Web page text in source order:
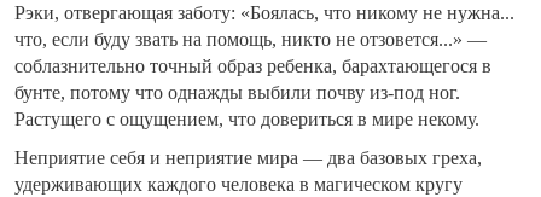
Рэки, отвергающая заботу: «Боялась, что никому не нужна...
что, если буду звать на помощь, никто не отзовется...» —
соблазнительно точный образ ребенка, барахтающегося в
бунте, потому что однажды выбили почву из-под ног.
Растущего с ощущением, что довериться в мире некому.
Неприятие себя и неприятие мира — два базовых греха,
удерживающих каждого человека в магическом кругу